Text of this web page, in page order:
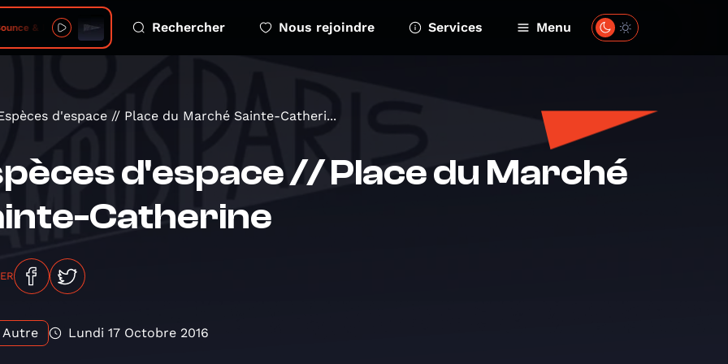
& Dream - 2026-08-06 - s05 e04 free greenland kalaallit nunaat
Rechercher Nous rejoindre Services Menu
d'espace // Place du Marché Sainte-Catheri...
d'espace // Place du Marché
Catherine
Autre Lundi 17 Octobre 2016